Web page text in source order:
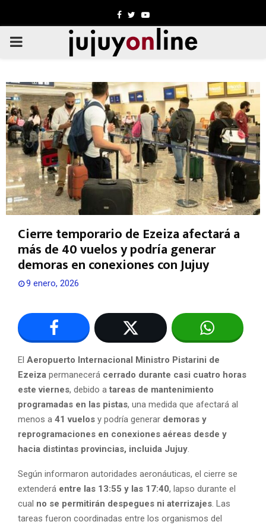
Facebook
TwitterYoutube
PRIMARY
Cierre temporario de Ezeiza afectará a
más de 40 vuelos y podría generar
demoras en conexiones con Jujuy
9 enero, 2026
El Aeropuerto Internacional Ministro Pistarini de
Ezeiza permanecerá cerrado durante casi cuatro horas
este viernes, debido a tareas de mantenimiento
programadas en las pistas, una medida que afectará al
menos a 41 vuelos y podría generar demoras y
reprogramaciones en conexiones aéreas desde y
hacia distintas provincias, incluida Jujuy.
Según informaron autoridades aeronáuticas, el cierre se
extenderá entre las 13:55 y las 17:40, lapso durante el
cual no se permitirán despegues ni aterrizajes. Las
tareas fueron coordinadas entre los organismos del